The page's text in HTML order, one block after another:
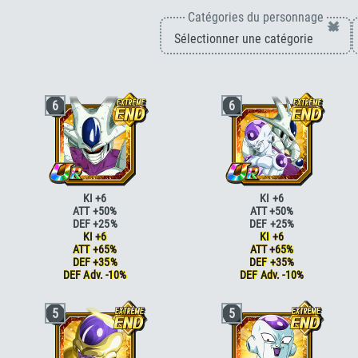
Catégories du personnage ×
6
Briser la limite
KI +2
Briser la limiteKI +2 ATT +5% DEF +5%
Vitesse époustouflanteKI +2
Vitesse époustouflanteKI +2 DEF +5%
ATT +25% DEF +25% <=80% HP
KI +6
ATT +50%
DEF +25%
KI +6
ATT +65%
DEF +35%
DEF Adv. -10%
6
Briser la limite
KI +2
Briser la limiteKI +2 ATT +5% DEF +5%
Vitesse époustouflanteKI +2
Vitesse époustouflanteKI +2 DEF +5%
ATT +25% DEF +25% <=80% HP
KI +6
ATT +50%
DEF +25%
KI +6
ATT +65%
DEF +35%
DEF Adv. -10%
5 5